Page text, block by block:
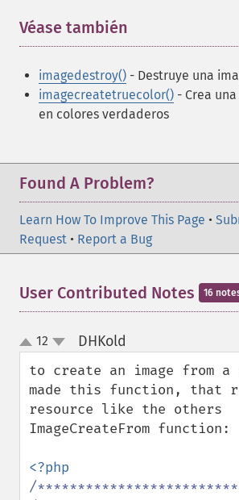
Véase también
imagedestroy() - Destruye una
imagecreatetruecolor() - Crea
en colores verdaderos
Found A Problem?
Learn How To Improve This Page •
Request • Report a Bug
User Contributed Notes 16
up
down
12 DHKold
to create an image from
made this function, that
resource like the others
ImageCreateFrom function:
/